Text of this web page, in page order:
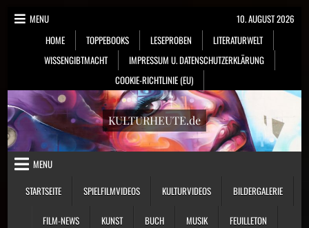
Skip
MENU
HOME
TOPPEBOOKS LESEPROBEN
LITERATURWELT
WISSENGIBTMACHT
IMPRESSUM U. DATENSCHUTZERKLÄRUNG
COOKIE-RICHTLINIE (EU)
10. AUGUST 2026
KULTURHEUTE.de
MENU
STARTSEITE
SPIELFILMVIDEOS KULTURVIDEOS BILDERGALERIE
FILM-NEWS KUNST BUCH MUSIK FEUILLETON